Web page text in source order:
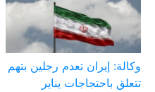
وكالة: إيران تعدم رجلين بتهم
تتعلق باحتجاجات يناير